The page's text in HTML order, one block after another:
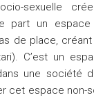
sexuelle
part un
de place,
C’est un
une société
cet espace non-